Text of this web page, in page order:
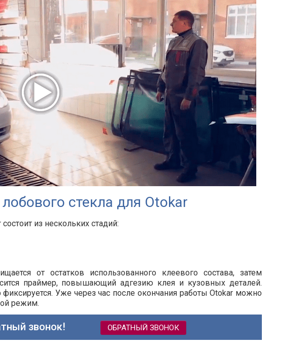
стекла для Otokar
состоит из нескольких стадий:
от остатков использованного клеевого состава, затем
праймер, повышающий адгезию клея и кузовных деталей.
Уже через час после окончания работыOtokar можно
режим.
звонок! ОБРАТНЫЙ ЗВОНОК